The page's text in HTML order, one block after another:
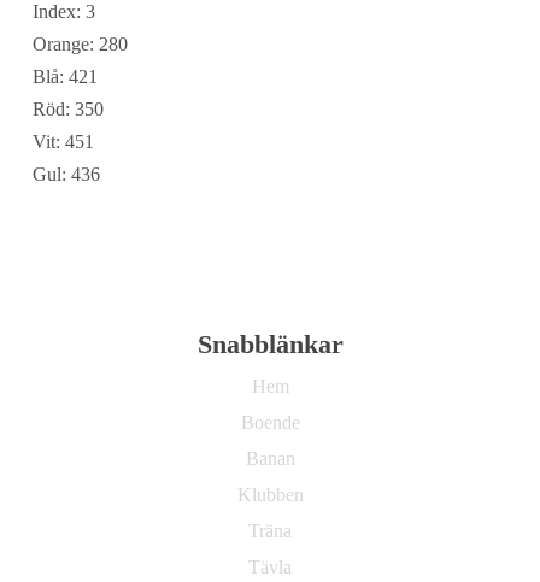
Index: 3
Orange: 280
Blå: 421
Röd: 350
Vit: 451
Gul: 436
Snabblänkar
Hem
Boende
Banan
Klubben
Träna
Tävla